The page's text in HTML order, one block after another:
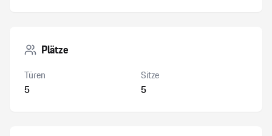
Plätze
Türen
5
Sitze
5